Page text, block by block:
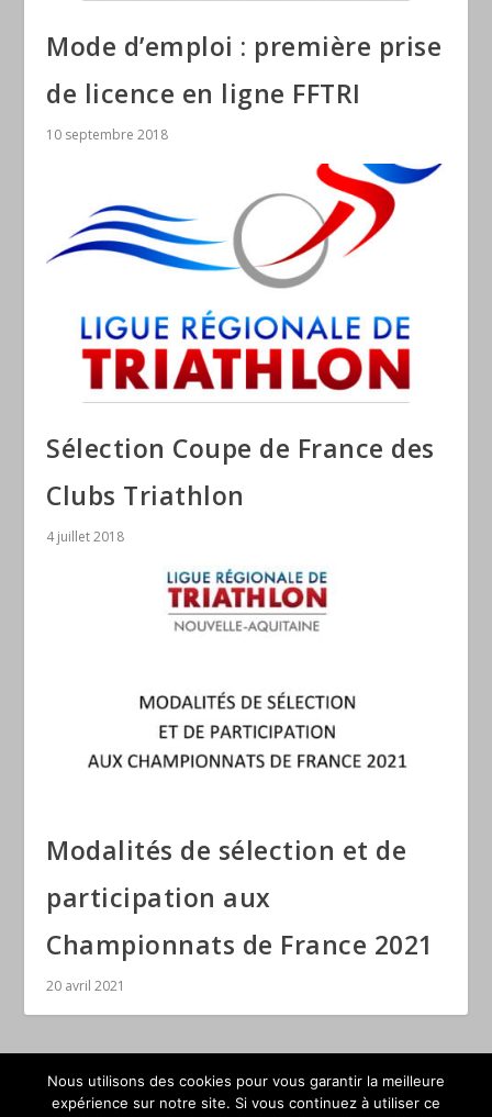
Mode d’emploi : première prise
de licence en ligne FFTRI
10 septembre 2018
Sélection Coupe de France des
Clubs Triathlon
4 juillet 2018
Modalités de sélection et de
participation aux
Championnats de France 2021
20 avril 2021
Nous utilisons des cookies pour vous garantir la meilleure
expérience sur notre site. Si vous continuez à utiliser ce